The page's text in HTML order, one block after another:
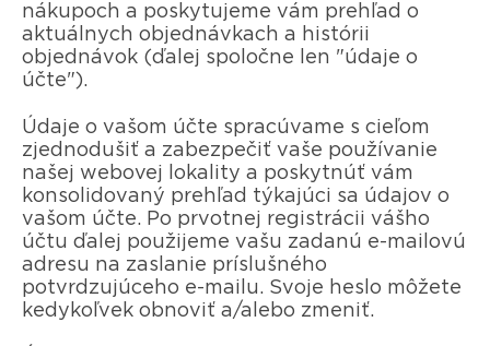
nákupoch a poskytujeme vám prehľad o
aktuálnych objednávkach a histórii
objednávok (ďalej spoločne len "údaje o
účte").
Údaje o vašom účte spracúvame s cieľom
zjednodušiť a zabezpečiť vaše používanie
našej webovej lokality a poskytnúť vám
konsolidovaný prehľad týkajúci sa údajov o
vašom účte. Po prvotnej registrácii vášho
účtu ďalej použijeme vašu zadanú e-mailovú
adresu na zaslanie príslušného
potvrdzujúceho e-mailu. Svoje heslo môžete
kedykoľvek obnoviť a/alebo zmeniť.